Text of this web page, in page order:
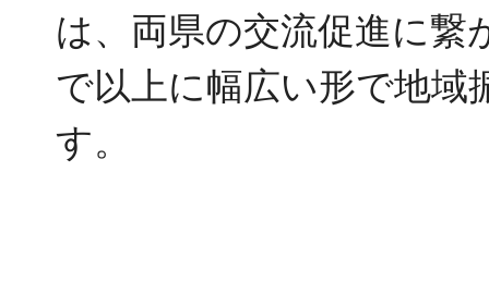
は、両県の交流促進に
で以上に幅広い形で地域
す。